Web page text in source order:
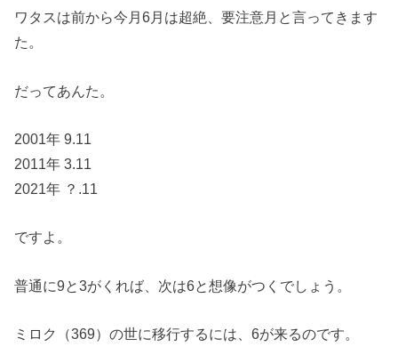
ワタスは前から今月6月は超絶、要注意月と言ってきます
た。
だってあんた。
2001年 9.11
2011年 3.11
2021年 ？.11
ですよ。
普通に9と3がくれば、次は6と想像がつくでしょう。
ミロク（369）の世に移行するには、6が来るのです。